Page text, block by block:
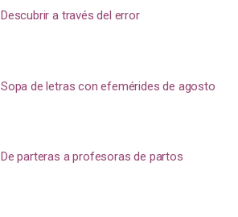
Descubrir a través del error
Sopa de letras con efemérides de agosto
De parteras a profesoras de partos